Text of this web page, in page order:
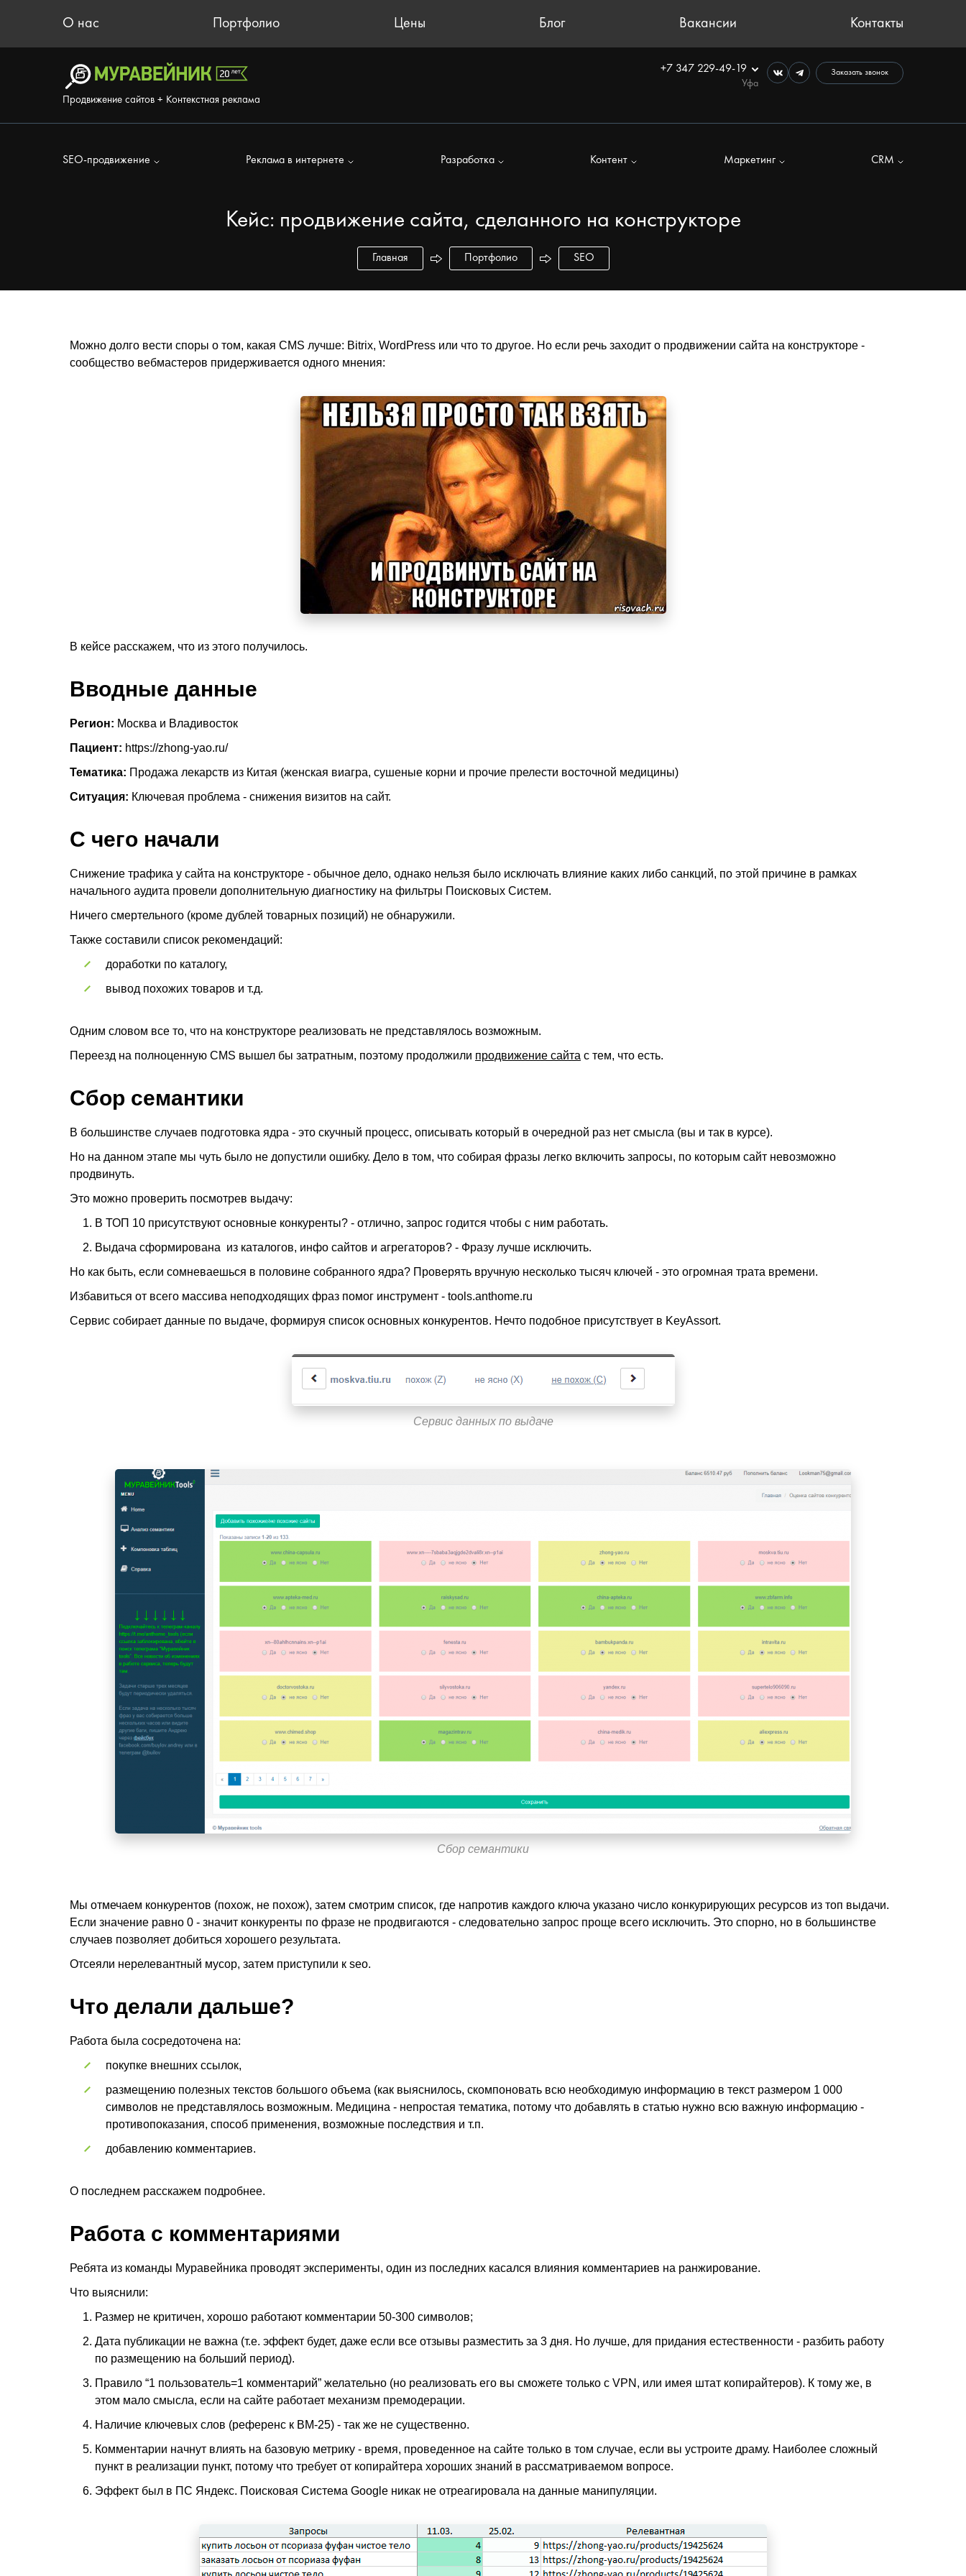
О нас Портфолио Цены Блог Вакансии Контакты
Продвижение сайтов + Контекстная реклама
+7 347 229-49-19
Уфа
Заказать звонок
SEO-продвижение Реклама в интернете Разработка Контент Маркетинг CRM
Кейс: продвижение сайта, сделанного на конструкторе
Главная Портфолио SEO
Можно долго вести споры о том, какая CMS лучше: Bitrix, WordPress или что то другое. Но если речь заходит о продвижении сайта на конструкторе -
сообщество вебмастеров придерживается одного мнения:
В кейсе расскажем, что из этого получилось.
Вводные данные
Регион: Москва и Владивосток
Пациент: https://zhong-yao.ru/
Тематика: Продажа лекарств из Китая (женская виагра, сушеные корни и прочие прелести восточной медицины)
Ситуация: Ключевая проблема - снижения визитов на сайт.
С чего начали
Снижение трафика у сайта на конструкторе - обычное дело, однако нельзя было исключать влияние каких либо санкций, по этой причине в рамках
начального аудита провели дополнительную диагностику на фильтры Поисковых Систем.
Ничего смертельного (кроме дублей товарных позиций) не обнаружили.
Также составили список рекомендаций:
доработки по каталогу,
вывод похожих товаров и т.д.
Одним словом все то, что на конструкторе реализовать не представлялось возможным.
Переезд на полноценную CMS вышел бы затратным, поэтому продолжили продвижение сайта с тем, что есть.
Сбор семантики
В большинстве случаев подготовка ядра - это скучный процесс, описывать который в очередной раз нет смысла (вы и так в курсе).
Но на данном этапе мы чуть было не допустили ошибку. Дело в том, что собирая фразы легко включить запросы, по которым сайт невозможно
продвинуть.
Это можно проверить посмотрев выдачу:
В ТОП 10 присутствуют основные конкуренты? - отлично, запрос годится чтобы с ним работать.
Выдача сформирована из каталогов, инфо сайтов и агрегаторов? - Фразу лучше исключить.
Но как быть, если сомневаешься в половине собранного ядра? Проверять вручную несколько тысяч ключей - это огромная трата времени.
Избавиться от всего массива неподходящих фраз помог инструмент - tools.anthome.ru
Сервис собирает данные по выдаче, формируя список основных конкурентов. Нечто подобное присутствует в KeyAssort.
Сервис данных по выдаче
Сбор семантики
Мы отмечаем конкурентов (похож, не похож), затем смотрим список, где напротив каждого ключа указано число конкурирующих ресурсов из топ выдачи.
Если значение равно 0 - значит конкуренты по фразе не продвигаются - следовательно запрос проще всего исключить. Это спорно, но в большинстве
случаев позволяет добиться хорошего результата.
Отсеяли нерелевантный мусор, затем приступили к seo.
Что делали дальше?
Работа была сосредоточена на:
покупке внешних ссылок,
размещению полезных текстов большого объема (как выяснилось, скомпоновать всю необходимую информацию в текст размером 1 000
символов не представлялось возможным. Медицина - непростая тематика, потому что добавлять в статью нужно всю важную информацию -
противопоказания, способ применения, возможные последствия и т.п.
добавлению комментариев.
О последнем расскажем подробнее.
Работа с комментариями
Ребята из команды Муравейника проводят эксперименты, один из последних касался влияния комментариев на ранжирование.
Что выяснили:
Размер не критичен, хорошо работают комментарии 50-300 символов;
Дата публикации не важна (т.е. эффект будет, даже если все отзывы разместить за 3 дня. Но лучше, для придания естественности - разбить работу
по размещению на больший период).
Правило “1 пользователь=1 комментарий” желательно (но реализовать его вы сможете только с VPN, или имея штат копирайтеров). К тому же, в
этом мало смысла, если на сайте работает механизм премодерации.
Наличие ключевых слов (референс к BM-25) - так же не существенно.
Комментарии начнут влиять на базовую метрику - время, проведенное на сайте только в том случае, если вы устроите драму. Наиболее сложный
пункт в реализации пункт, потому что требует от копирайтера хороших знаний в рассматриваемом вопросе.
Эффект был в ПС Яндекc. Поисковая Система Google никак не отреагировала на данные манипуляции.